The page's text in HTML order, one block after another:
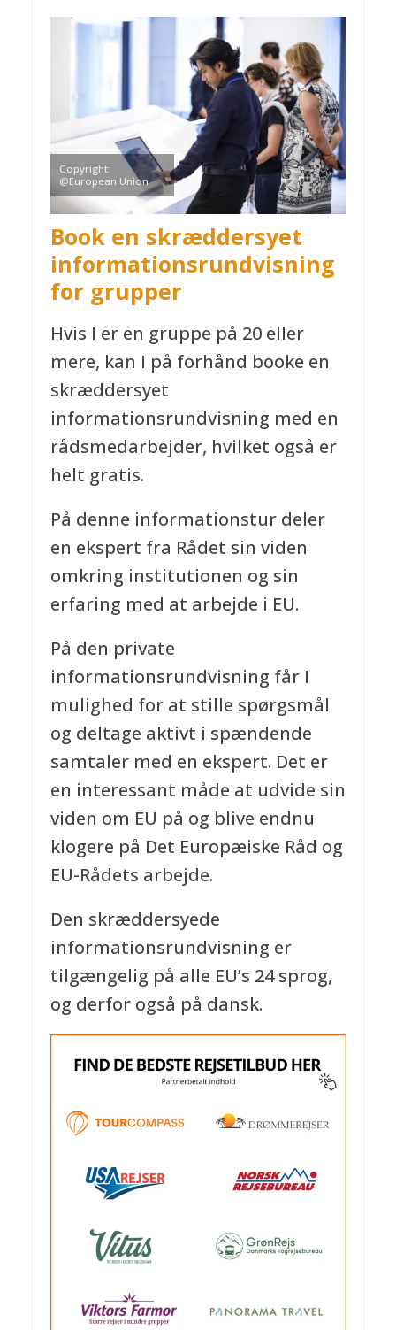
Copyright:
@European Union
Book en skræddersyet
informationsrundvisning
for grupper
Hvis I er en gruppe på 20 eller
mere, kan I på forhånd booke en
skræddersyet
informationsrundvisning med en
rådsmedarbejder, hvilket også er
helt gratis.
På denne informationstur deler
en ekspert fra Rådet sin viden
omkring institutionen og sin
erfaring med at arbejde i EU.
På den private
informationsrundvisning får I
mulighed for at stille spørgsmål
og deltage aktivt i spændende
samtaler med en ekspert. Det er
en interessant måde at udvide sin
viden om EU på og blive endnu
klogere på Det Europæiske Råd og
EU-Rådets arbejde.
Den skræddersyede
informationsrundvisning er
tilgængelig på alle EU’s 24 sprog,
og derfor også på dansk.